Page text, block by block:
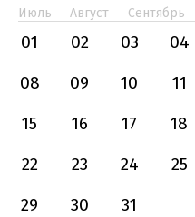
Июль Август Сентябрь
01 02 03 04
08
09 10 11
15
16 17 18
22
23 24 25
29
30 31